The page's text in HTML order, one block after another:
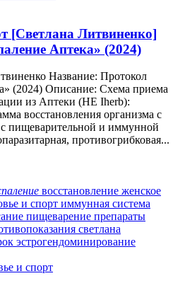
[Светлана Литвиненко]
Аптека» (2024)
Название: Протокол
(2024) Описание: Схема приема
из Аптеки (НЕ Iherb):
восстановления организма с
пищеварительной и иммунной
противогрибковая...
восстановление женское
и спорт иммунная система
пищеварение препараты
светлана
эстрогендоминирование
и спорт